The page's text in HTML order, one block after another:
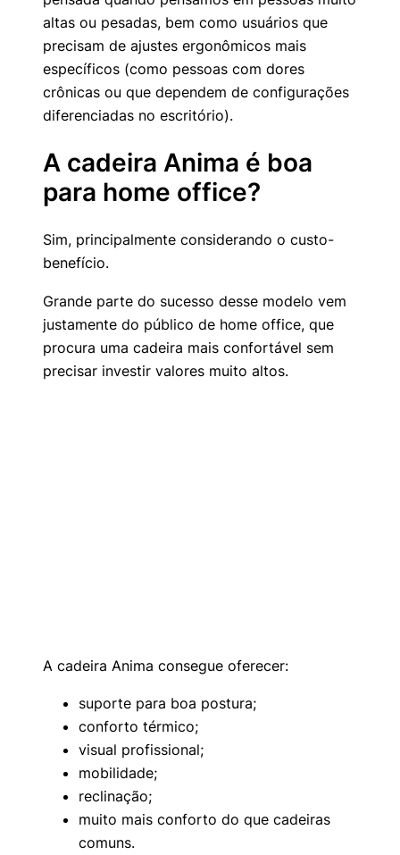
altas ou pesadas, bem como usuários que
precisam de ajustes ergonômicos mais
específicos (como pessoas com dores
crônicas ou que dependem de configurações
diferenciadas no escritório).
A cadeira Anima é boa
para home office?
Sim, principalmente considerando o custo-
benefício.
Grande parte do sucesso desse modelo vem
justamente do público de home office, que
procura uma cadeira mais confortável sem
precisar investir valores muito altos.
A cadeira Anima consegue oferecer:
suporte para boa postura;
conforto térmico;
visual profissional;
mobilidade;
reclinação;
muito mais conforto do que cadeiras
comuns.